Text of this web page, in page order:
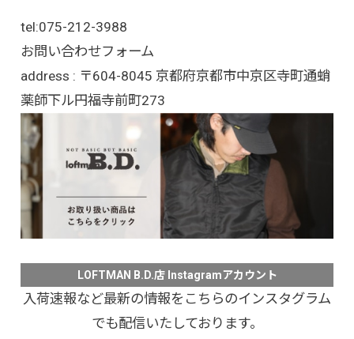
tel:075-212-3988
お問い合わせフォーム
address : 〒604-8045 京都府京都市中京区寺町通蛸
薬師下ル円福寺前町273
LOFTMAN B.D.店 Instagramアカウント
入荷速報など最新の情報をこちらのインスタグラム
でも配信いたしております。